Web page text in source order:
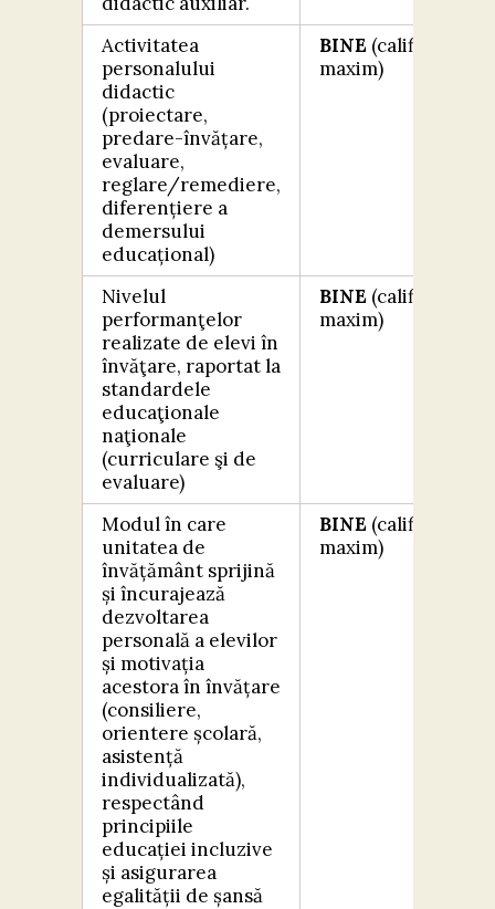
Activitatea
personalului
didactic
(proiectare,
predare-învățare,
evaluare,
reglare/remediere,
diferențiere a
demersului
educațional)
BINE (calificativ
maxim)
Nivelul
performanţelor
realizate de elevi în
învăţare, raportat la
standardele
educaţionale
naţionale
(curriculare şi de
evaluare)
BINE (calificativ
maxim)
Modul în care
unitatea de
învățământ sprijină
și încurajează
dezvoltarea
personală a elevilor
și motivația
acestora în învățare
(consiliere,
orientere școlară,
asistență
individualizată),
respectând
principiile
educației incluzive
și asigurarea
egalității de șansă
BINE (calificativ
maxim)